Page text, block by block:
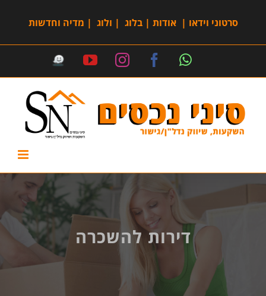
סרטוני וידאו |אודות |בלוג | ולוג | מדיה וחדשות
דירות להשכרה